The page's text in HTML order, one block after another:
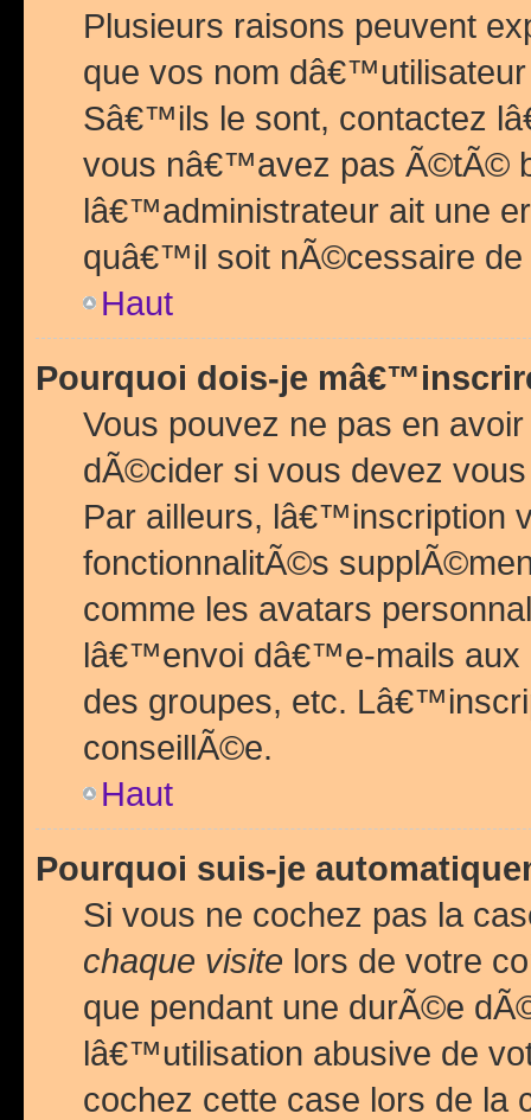
Plusieurs raisons peuvent
que vos nom
Sâ€™ils le sont, contactez
vous nâ€™avez pas Ã©tÃ©
lâ€™administrateur ait une
quâ€™il soit nÃ©cessaire de
Haut
Pourquoi dois-je
Vous pouvez ne pas en
dÃ©cider si vous devez
Par ailleurs, lâ€™inscription
fonctionnalitÃ©s
comme les avatars
lâ€™envoi dâ€™e-mails
des groupes, etc.
conseillÃ©e.
Haut
Pourquoi suis-je
Si vous ne cochez pas la
chaque visite lors de votre
que pendant une durÃ©e
lâ€™utilisation abusive de
cochez cette case lors de